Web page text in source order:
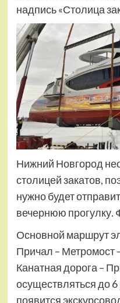
надпись «Столица
Нижний Новгород
столицей закатов,
нужно будет
вечернюю прогулку.
Основной маршрут
Причал – Метромост
Канатная дорога –
осуществляться до 6
появится